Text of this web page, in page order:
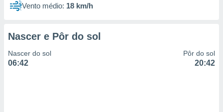
Vento médio: 18 km/h
Nascer e Pôr do sol
Nascer do sol
06:42
Pôr do sol
20:42